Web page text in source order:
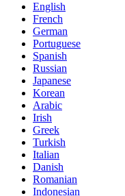
English
French
German
Portuguese
Spanish
Russian
Japanese
Korean
Arabic
Irish
Greek
Turkish
Italian
Danish
Romanian
Indonesian